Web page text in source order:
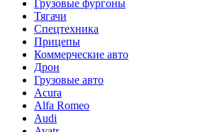
Грузовые фургоны
Тягачи
Спецтехника
Прицепы
Коммерческие авто
Дрон
Грузовые авто
Acura
Alfa Romeo
Audi